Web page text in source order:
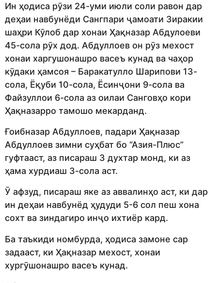
Ин ҳодиса рӯзи 24-уми июли соли равон дар
деҳаи навбунёди Сангпари ҷамоати Зиракии
шаҳри Кӯлоб дар хонаи Ҳақназар Абдулоеви
45-сола рӯх дод. Абдуллоев он рӯз мехост
хонаи харгушонашро васеъ кунад ва чаҳор
кӯдаки ҳамсоя – Баракатулло Шарипови 13-
сола, Ёқуби 10-сола, Ёсинҷони 9-сола ва
Файзуллои 6-сола аз оилаи Санговҳо кори
Ҳақназарро тамошо мекарданд.
Ғоибназар Абдуллоев, падари Ҳақназар
Абдуллоев зимни суҳбат бо “Азия-Плюс”
гуфтааст, аз писараш 3 духтар монд, ки аз
ҳама хурдиаш 3-сола аст.
Ӯ афзуд, писараш яке аз аввалинҳо аст, ки дар
ин деҳаи навбунёд ҳудуди 5-6 сол пеш хона
сохт ва зиндагиро инҷо ихтиёр кард.
Ба таъкиди номбурда, ҳодиса замоне сар
задааст, ки Ҳақназар мехост, хонаи
хургӯшонашро васеъ кунад.